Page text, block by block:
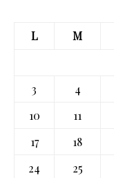
L
M
3
4
10
11
17
18
24
25